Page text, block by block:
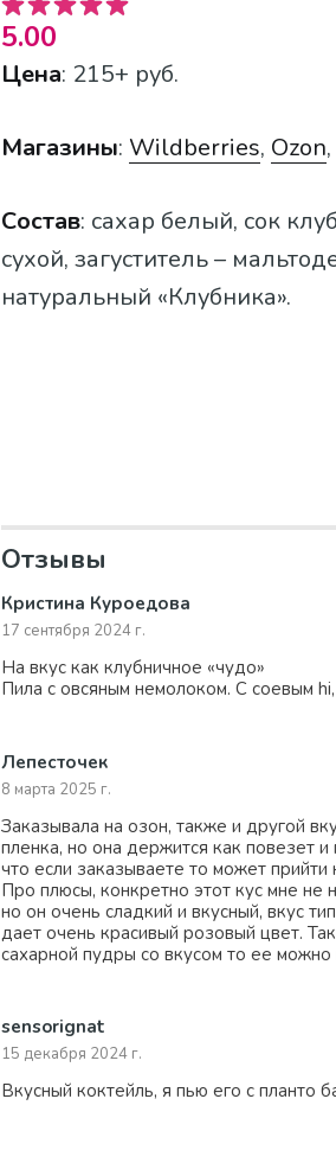
5.00
Цена: 215+ руб.
Магазины: Wildberries, Ozon,
Состав: сахар белый, сок
сухой, загуститель –
натуральный «Клубника».
Отзывы
Кристина Куроедова
17 сентября 2024 г.
На вкус как клубничное «чудо»
Пила с овсяным немолоком. С соевым
Лепесточек
8 марта 2025 г.
Заказывала на озон, также и другой
пленка, но она держится как повезет
что если заказываете то может
Про плюсы, конкретно этот кус мне не
но он очень сладкий и вкусный, вкус
дает очень красивый розовый цвет.
сахарной пудры со вкусом то ее можно
sensorignat
15 декабря 2024 г.
Вкусный коктейль, я пью его с планто